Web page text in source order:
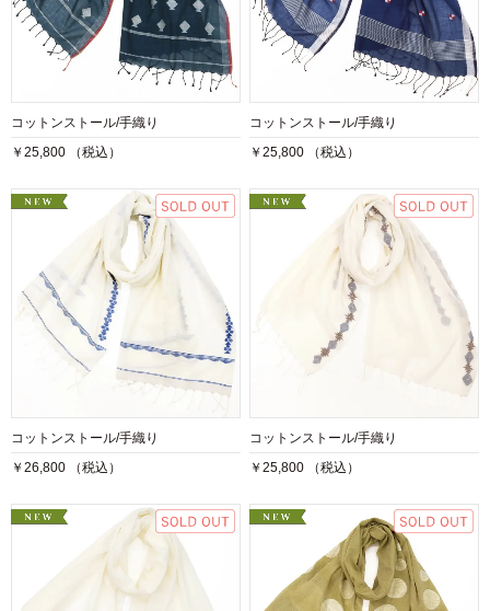
コットンストール/手織り
￥25,800 （税込）
コットンストール/手織り
￥25,800 （税込）
コットンストール/手織り
￥26,800 （税込）
コットンストール/手織り
￥25,800 （税込）